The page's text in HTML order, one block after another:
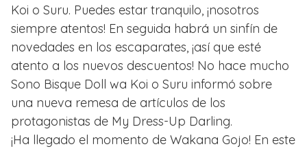
Koi o Suru. Puedes estar tranquilo, ¡nosotros
siempre atentos! En seguida habrá un sinfín de
novedades en los escaparates, ¡así que esté
atento a los nuevos descuentos! No hace mucho
Sono Bisque Doll wa Koi o Suru informó sobre
una nueva remesa de artículos de los
protagonistas de My Dress-Up Darling.
¡Ha llegado el momento de Wakana Gojo! En este